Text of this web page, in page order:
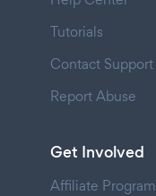
Tutorials
Contact Support
Report Abuse
Get Involved
Affiliate Program